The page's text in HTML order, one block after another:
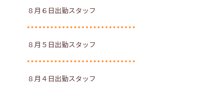
８月６日出勤スタッフ
８月５日出勤スタッフ
８月４日出勤スタッフ